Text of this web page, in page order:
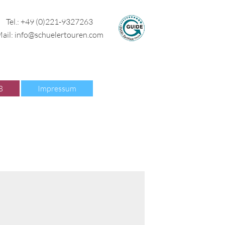
Tel.: +49 (0)221-9327263
info@schuelertouren.com
Impressum